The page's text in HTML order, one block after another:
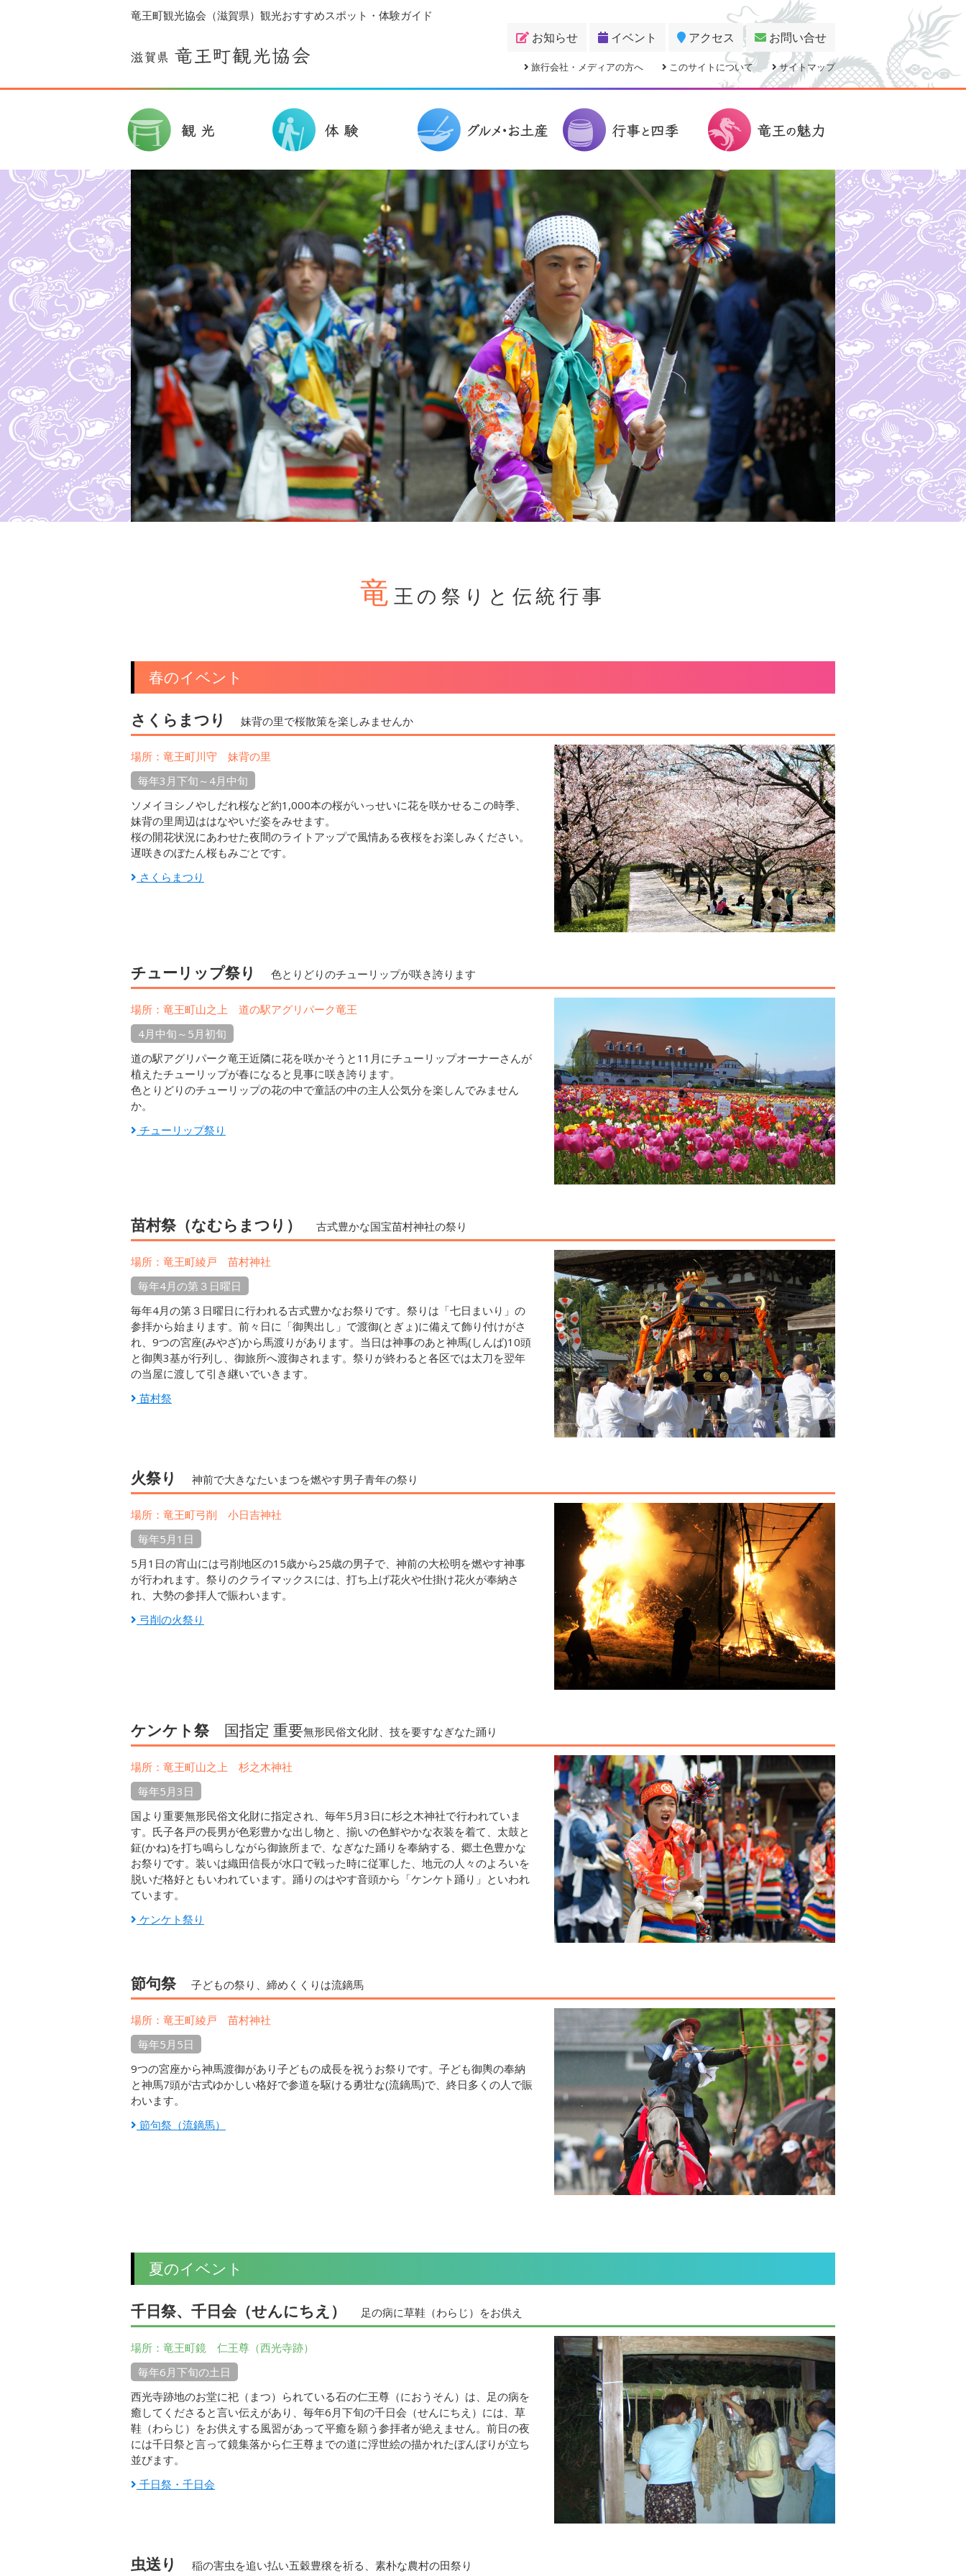
竜王町観光協会（滋賀県）観光おすすめスポット・体験ガイド
お知らせ イベント アクセス お問い合せ
旅行会社・メディアの方へ このサイトについて サイトマップ
竜 王の祭りと伝統行事
春のイベント
さくらまつり 妹背の里で桜散策を楽しみませんか
場所：竜王町川守 妹背の里
毎年3月下旬～4月中旬
ソメイヨシノやしだれ桜など約1,000本の桜がいっせいに花を咲かせるこの時季、
妹背の里周辺ははなやいだ姿をみせます。
桜の開花状況にあわせた夜間のライトアップで風情ある夜桜をお楽しみください。
遅咲きのぼたん桜もみごとです。
さくらまつり
チューリップ祭り 色とりどりのチューリップが咲き誇ります
場所：竜王町山之上 道の駅アグリパーク竜王
4月中旬～5月初旬
道の駅アグリパーク竜王近隣に花を咲かそうと11月にチューリップオーナーさんが
植えたチューリップが春になると見事に咲き誇ります。
色とりどりのチューリップの花の中で童話の中の主人公気分を楽しんでみません
か。
チューリップ祭り
苗村祭（なむらまつり） 古式豊かな国宝苗村神社の祭り
場所：竜王町綾戸 苗村神社
毎年4月の第３日曜日
毎年4月の第３日曜日に行われる古式豊かなお祭りです。祭りは「七日まいり」の
参拝から始まります。前々日に「御輿出し」で渡御(とぎょ)に備えて飾り付けがさ
れ、9つの宮座(みやざ)から馬渡りがあります。当日は神事のあと神馬(しんば)10頭
と御輿3基が行列し、御旅所へ渡御されます。祭りが終わると各区では太刀を翌年
の当屋に渡して引き継いでいきます。
苗村祭
火祭り 神前で大きなたいまつを燃やす男子青年の祭り
場所：竜王町弓削 小日吉神社
毎年5月1日
5月1日の宵山には弓削地区の15歳から25歳の男子で、神前の大松明を燃やす神事
が行われます。祭りのクライマックスには、打ち上げ花火や仕掛け花火が奉納さ
れ、大勢の参拝人で賑わいます。
弓削の火祭り
ケンケト祭国指定 重要無形民俗文化財、技を要すなぎなた踊り
場所：竜王町山之上 杉之木神社
毎年5月3日
国より重要無形民俗文化財に指定され、毎年5月3日に杉之木神社で行われていま
す。氏子各戸の長男が色彩豊かな出し物と、揃いの色鮮やかな衣装を着て、太鼓と
鉦(かね)を打ち鳴らしながら御旅所まで、なぎなた踊りを奉納する、郷土色豊かな
お祭りです。装いは織田信長が水口で戦った時に従軍した、地元の人々のよろいを
脱いだ格好ともいわれています。踊りのはやす音頭から「ケンケト踊り」といわれ
ています。
ケンケト祭り
節句祭 子どもの祭り、締めくくりは流鏑馬
場所：竜王町綾戸 苗村神社
毎年5月5日
9つの宮座から神馬渡御があり子どもの成長を祝うお祭りです。子ども御輿の奉納
と神馬7頭が古式ゆかしい格好で参道を駆ける勇壮な(流鏑馬)で、終日多くの人で賑
わいます。
節句祭（流鏑馬）
夏のイベント
千日祭、千日会（せんにちえ） 足の病に草鞋（わらじ）をお供え
場所：竜王町鏡 仁王尊（西光寺跡）
毎年6月下旬の土日
西光寺跡地のお堂に祀（まつ）られている石の仁王尊（におうそん）は、足の病を
癒してくださると言い伝えがあり、毎年6月下旬の千日会（せんにちえ）には、草
鞋（わらじ）をお供えする風習があって平癒を願う参拝者が絶えません。前日の夜
には千日祭と言って鏡集落から仁王尊までの道に浮世絵の描かれたぼんぼりが立ち
並びます。
千日祭・千日会
虫送り 稲の害虫を追い払い五穀豊穣を祈る、素朴な農村の田祭り